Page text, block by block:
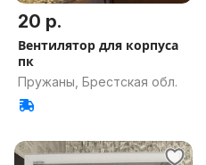
20 р.
Вентилятор для корпуса
пк
Пружаны, Брестская обл.